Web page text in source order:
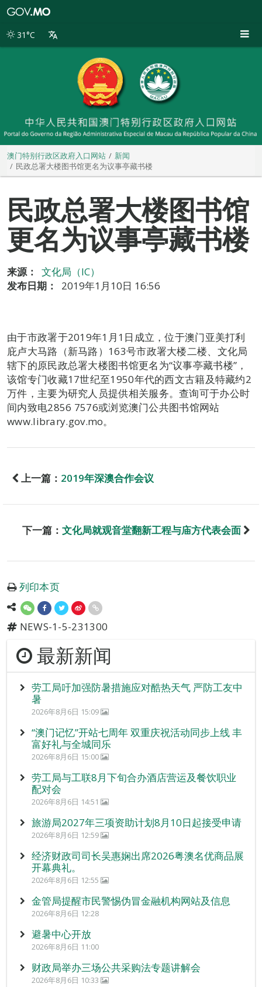
别
31°C
澳门特别行政区政府入口网站
新闻
民政总署大楼图书馆更名为议事亭藏书楼
民政总署大楼图书馆
更名为议事亭藏书楼
来源：
文化局（IC）
发布日期：
2019年1月10日 16:56
由于市政署于2019年1月1日成立，位于澳门亚美打利
庇卢大马路（新马路）163号市政署大楼二楼、文化局
辖下的原民政总署大楼图书馆更名为“议事亭藏书楼”，
该馆专门收藏17世纪至1950年代的西文古籍及特藏约2
万件，主要为研究人员提供相关服务。查询可于办公时
间内致电2856 7576或浏览澳门公共图书馆网站
www.library.gov.mo。
上一篇： 2019年深澳合作会议
下一篇： 文化局就观音堂翻新工程与庙方代表会面
列印本页
NEWS-1-5-231300
最新新闻
劳工局吁加强防暑措施应对酷热天气 严防工友中
暑
2026年8月6日 15:09
“澳门记忆”开站七周年 双重庆祝活动同步上线 丰
富好礼与全城同乐
2026年8月6日 15:00
劳工局与工联8月下旬合办酒店营运及餐饮职业
配对会
2026年8月6日 14:51
旅游局2027年三项资助计划8月10日起接受申请
2026年8月6日 12:59
经济财政司司长吴惠娴出席2026粤澳名优商品展
开幕典礼。
2026年8月6日 12:55
金管局提醒市民警惕伪冒金融机构网站及信息
2026年8月6日 12:28
避暑中心开放
2026年8月6日 11:00
财政局举办三场公共采购法专题讲解会
2026年8月6日 10:33